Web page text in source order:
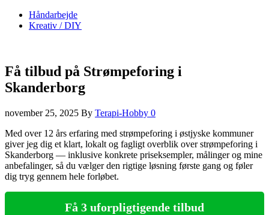
Håndarbejde
Kreativ / DIY
Få tilbud på Strømpeforing i
Skanderborg
november 25, 2025 By Terapi-Hobby 0
Med over 12 års erfaring med strømpeforing i østjyske kommuner
giver jeg dig et klart, lokalt og fagligt overblik over strømpeforing i
Skanderborg — inklusive konkrete priseksempler, målinger og mine
anbefalinger, så du vælger den rigtige løsning første gang og føler
dig tryg gennem hele forløbet.
Få 3 uforpligtigende tilbud